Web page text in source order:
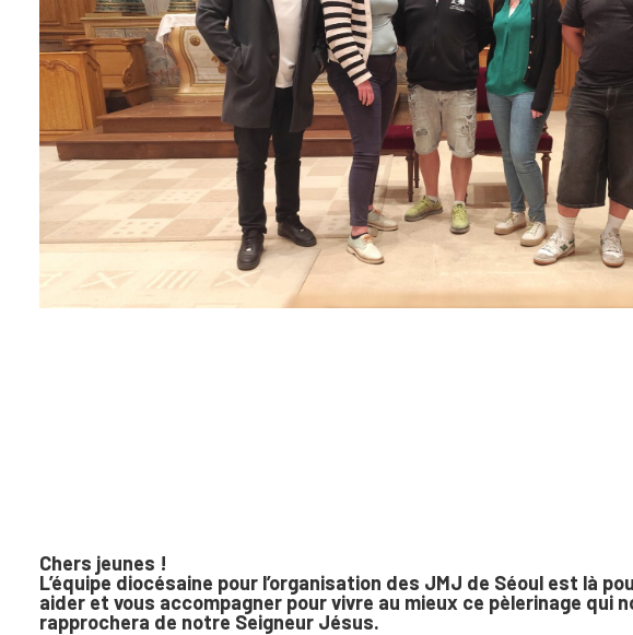
Chers jeunes !
L’équipe diocésaine pour l’organisation des JMJ de Séoul est là
aider et vous accompagner pour vivre au mieux ce pèlerinage qui
rapprochera de notre Seigneur Jésus.